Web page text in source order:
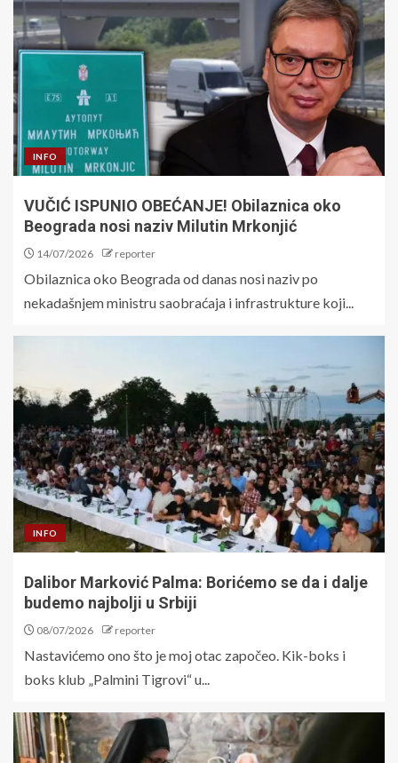
INFO
VUČIĆ ISPUNIO OBEĆANJE! Obilaznica oko
Beograda nosi naziv Milutin Mrkonjić
14/07/2026 reporter
Obilaznica oko Beograda od danas nosi naziv po
nekadašnjem ministru saobraćaja i infrastrukture koji...
INFO
Dalibor Marković Palma: Borićemo se da i dalje
budemo najbolji u Srbiji
08/07/2026 reporter
Nastavićemo ono što je moj otac započeo. Kik-boks i
boks klub „Palmini Tigrovi“ u...